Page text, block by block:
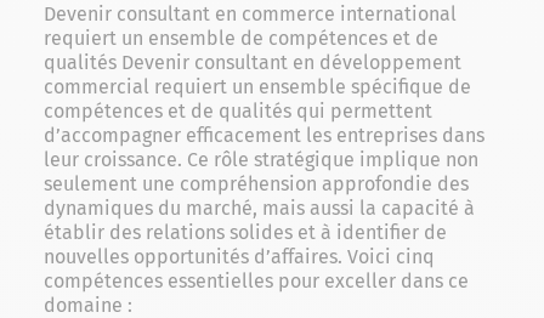
Devenir consultant en commerce international
requiert un ensemble de compétences et de
qualités Devenir consultant en développement
commercial requiert un ensemble spécifique de
compétences et de qualités qui permettent
d’accompagner efficacement les entreprises dans
leur croissance. Ce rôle stratégique implique non
seulement une compréhension approfondie des
dynamiques du marché, mais aussi la capacité à
établir des relations solides et à identifier de
nouvelles opportunités d’affaires. Voici cinq
compétences essentielles pour exceller dans ce
domaine :